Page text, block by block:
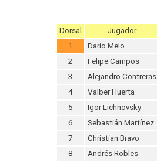
Dorsal Jugador
1
Darío Melo
2
Felipe Campos
3
Alejandro Contreras
4
Valber Huerta
5
Igor Lichnovsky
6
Sebastián Martínez
7
Christian Bravo
8
Andrés Robles